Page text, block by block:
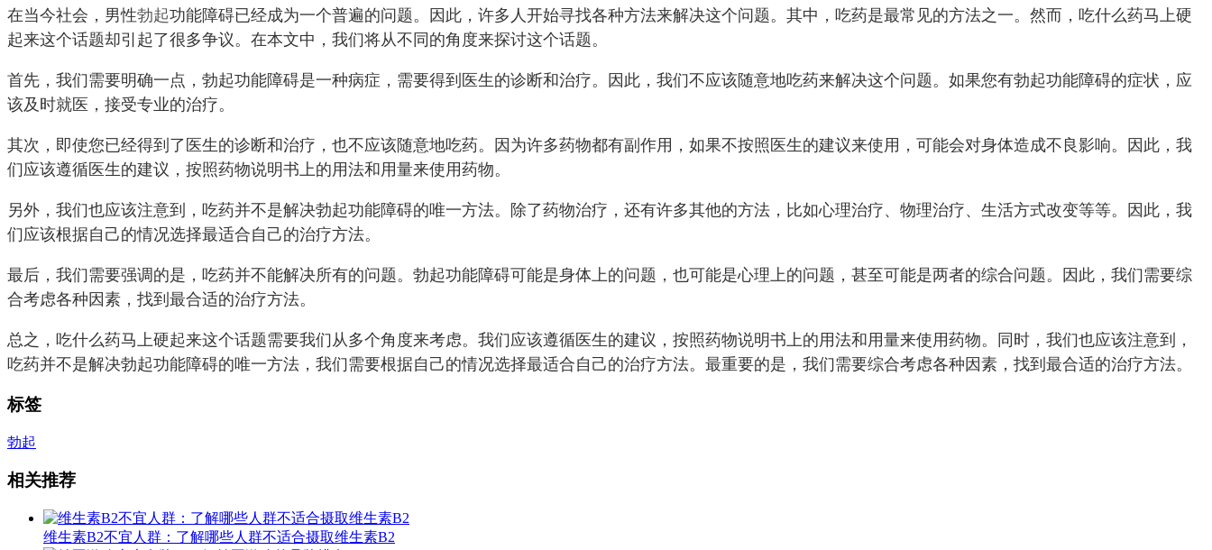
在当今社会，男性勃起功能障碍已经成为一个普遍的问题。因此，许多人开始寻找各种方法来解决这个问题。其中，吃药是最常见的方法之一。然而，吃什么药马上硬
起来这个话题却引起了很多争议。在本文中，我们将从不同的角度来探讨这个话题。
首先，我们需要明确一点，勃起功能障碍是一种病症，需要得到医生的诊断和治疗。因此，我们不应该随意地吃药来解决这个问题。如果您有勃起功能障碍的症状，应
该及时就医，接受专业的治疗。
其次，即使您已经得到了医生的诊断和治疗，也不应该随意地吃药。因为许多药物都有副作用，如果不按照医生的建议来使用，可能会对身体造成不良影响。因此，我
们应该遵循医生的建议，按照药物说明书上的用法和用量来使用药物。
另外，我们也应该注意到，吃药并不是解决勃起功能障碍的唯一方法。除了药物治疗，还有许多其他的方法，比如心理治疗、物理治疗、生活方式改变等等。因此，我
们应该根据自己的情况选择最适合自己的治疗方法。
最后，我们需要强调的是，吃药并不能解决所有的问题。勃起功能障碍可能是身体上的问题，也可能是心理上的问题，甚至可能是两者的综合问题。因此，我们需要综
合考虑各种因素，找到最合适的治疗方法。
总之，吃什么药马上硬起来这个话题需要我们从多个角度来考虑。我们应该遵循医生的建议，按照药物说明书上的用法和用量来使用药物。同时，我们也应该注意到，
吃药并不是解决勃起功能障碍的唯一方法，我们需要根据自己的情况选择最适合自己的治疗方法。最重要的是，我们需要综合考虑各种因素，找到最合适的治疗方法。
标签
勃起
相关推荐
维生素B2不宜人群：了解哪些人群不适合摄取维生素B2